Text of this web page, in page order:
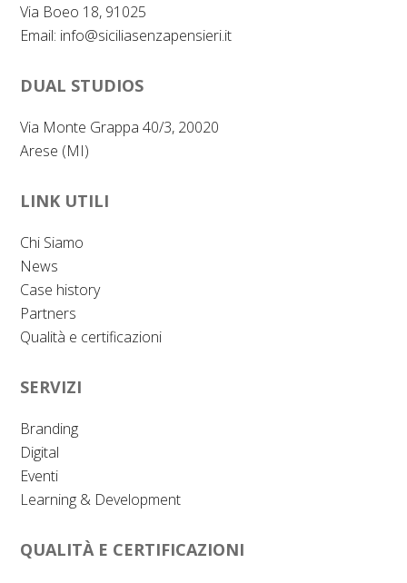
Via Boeo 18, 91025
Email: info@siciliasenzapensieri.it
DUAL STUDIOS
Via Monte Grappa 40/3, 20020
Arese (MI)
LINK UTILI
Chi Siamo
News
Case history
Partners
Qualità e certificazioni
SERVIZI
Branding
Digital
Eventi
Learning & Development
QUALITÀ E CERTIFICAZIONI